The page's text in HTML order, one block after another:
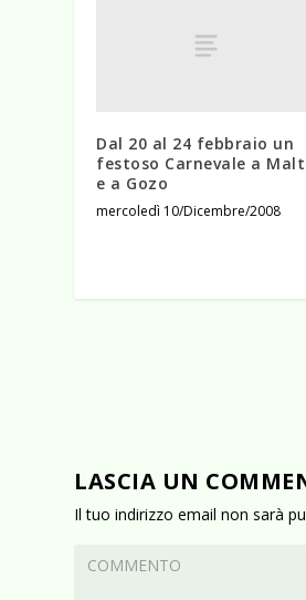
Dal 20 al 24 febbraio un
festoso Carnevale a
e a Gozo
mercoledì 10/Dicembre/2008
LASCIA UN
Il tuo indirizzo email non sarà